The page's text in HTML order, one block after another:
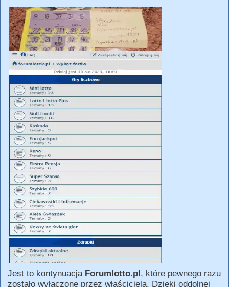
Jest to kontynuacja Forumlotto.pl , które pewnego razu
zostało wyłączone przez właściciela. Dzięki oddolnej